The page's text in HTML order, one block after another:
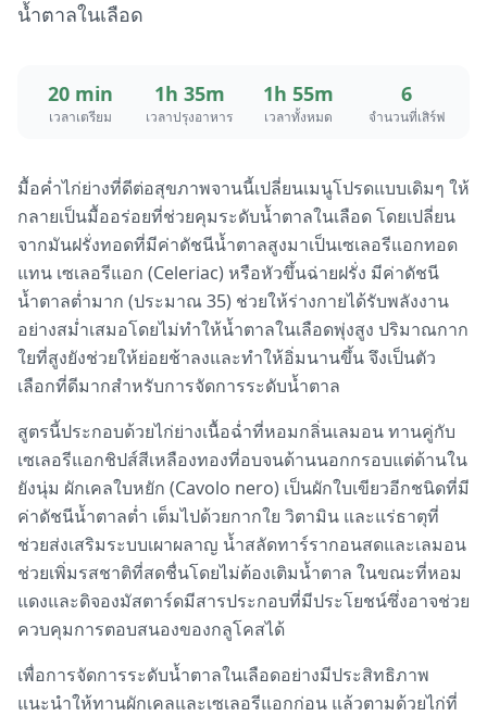
น้ำตาลในเลือด
20 min
เวลาเตรียม
1h 35m
เวลาปรุงอาหาร
1h 55m
เวลาทั้งหมด
6
จำนวนที่เสิร์ฟ
มื้อค่ำไก่ย่างที่ดีต่อสุขภาพจานนี้เปลี่ยนเมนูโปรดแบบเดิมๆ ให้
กลายเป็นมื้ออร่อยที่ช่วยคุมระดับน้ำตาลในเลือด โดยเปลี่ยน
จากมันฝรั่งทอดที่มีค่าดัชนีน้ำตาลสูงมาเป็นเซเลอรีแอกทอด
แทน เซเลอรีแอก (Celeriac) หรือหัวขึ้นฉ่ายฝรั่ง มีค่าดัชนี
น้ำตาลต่ำมาก (ประมาณ 35) ช่วยให้ร่างกายได้รับพลังงาน
อย่างสม่ำเสมอโดยไม่ทำให้น้ำตาลในเลือดพุ่งสูง ปริมาณกาก
ใยที่สูงยังช่วยให้ย่อยช้าลงและทำให้อิ่มนานขึ้น จึงเป็นตัว
เลือกที่ดีมากสำหรับการจัดการระดับน้ำตาล
สูตรนี้ประกอบด้วยไก่ย่างเนื้อฉ่ำที่หอมกลิ่นเลมอน ทานคู่กับ
เซเลอรีแอกชิปส์สีเหลืองทองที่อบจนด้านนอกกรอบแต่ด้านใน
ยังนุ่ม ผักเคลใบหยัก (Cavolo nero) เป็นผักใบเขียวอีกชนิดที่มี
ค่าดัชนีน้ำตาลต่ำ เต็มไปด้วยกากใย วิตามิน และแร่ธาตุที่
ช่วยส่งเสริมระบบเผาผลาญ น้ำสลัดทาร์รากอนสดและเลมอน
ช่วยเพิ่มรสชาติที่สดชื่นโดยไม่ต้องเติมน้ำตาล ในขณะที่หอม
แดงและดิจองมัสตาร์ดมีสารประกอบที่มีประโยชน์ซึ่งอาจช่วย
ควบคุมการตอบสนองของกลูโคสได้
เพื่อการจัดการระดับน้ำตาลในเลือดอย่างมีประสิทธิภาพ
แนะนำให้ทานผักเคลและเซเลอรีแอกก่อน แล้วตามด้วยไก่ที่